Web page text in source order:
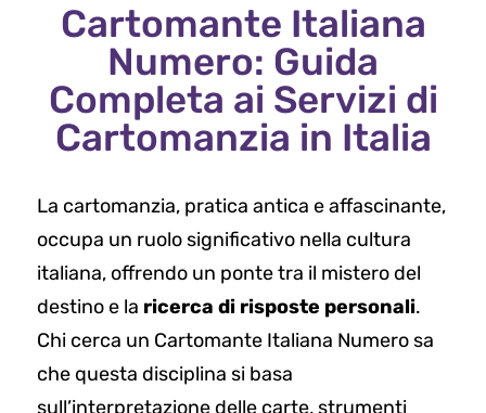
Cartomante Italiana
Numero: Guida
Completa ai Servizi di
Cartomanzia in Italia
La cartomanzia, pratica antica e affascinante,
occupa un ruolo significativo nella cultura
italiana, offrendo un ponte tra il mistero del
destino e la ricerca di risposte personali.
Chi cerca un Cartomante Italiana Numero sa
che questa disciplina si basa
sull’interpretazione delle carte, strumenti